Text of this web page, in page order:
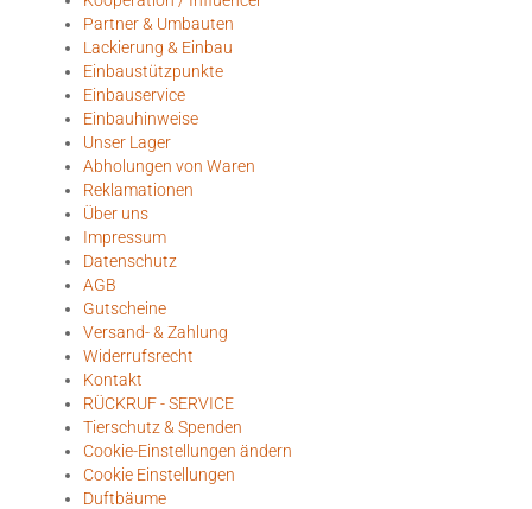
Partner & Umbauten
Lackierung & Einbau
Einbaustützpunkte
Einbauservice
Einbauhinweise
Unser Lager
Abholungen von Waren
Reklamationen
Über uns
Impressum
Datenschutz
AGB
Gutscheine
Versand- & Zahlung
Widerrufsrecht
Kontakt
RÜCKRUF - SERVICE
Tierschutz & Spenden
Cookie-Einstellungen ändern
Cookie Einstellungen
Duftbäume